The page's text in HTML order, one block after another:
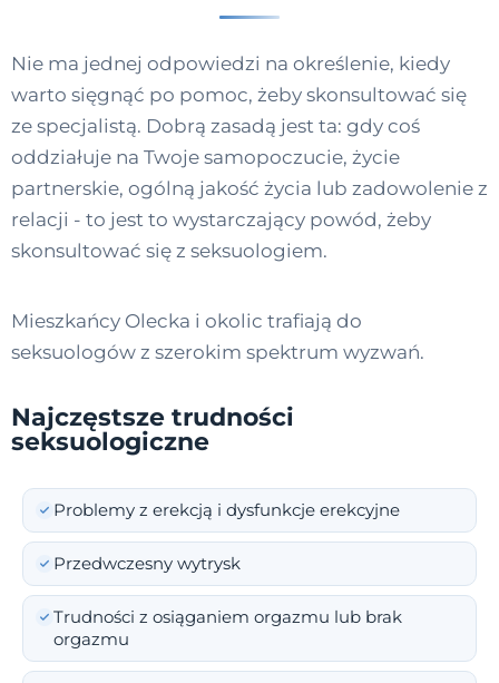
Nie ma jednej odpowiedzi na określenie, kiedy
warto sięgnąć po pomoc, żeby skonsultować się
ze specjalistą. Dobrą zasadą jest ta: gdy coś
oddziałuje na Twoje samopoczucie, życie
partnerskie, ogólną jakość życia lub zadowolenie z
relacji - to jest to wystarczający powód, żeby
skonsultować się z seksuologiem.
Mieszkańcy Olecka i okolic trafiają do
seksuologów z szerokim spektrum wyzwań.
Najczęstsze trudności
seksuologiczne
Problemy z erekcją i dysfunkcje erekcyjne
Przedwczesny wytrysk
Trudności z osiąganiem orgazmu lub brak
orgazmu